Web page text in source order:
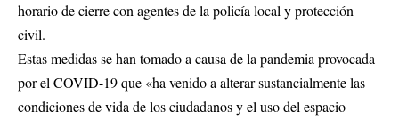
horario de cierre con agentes de la policía local y protección
civil.
Estas medidas se han tomado a causa de la pandemia provocada
por el COVID-19 que «ha venido a alterar sustancialmente las
condiciones de vida de los ciudadanos y el uso del espacio